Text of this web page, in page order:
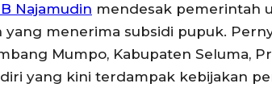
Najamudin mendesak pemerintah
menerima subsidi pupuk.
Mumpo, Kabupaten Seluma,
yang kini terdampak kebijakan